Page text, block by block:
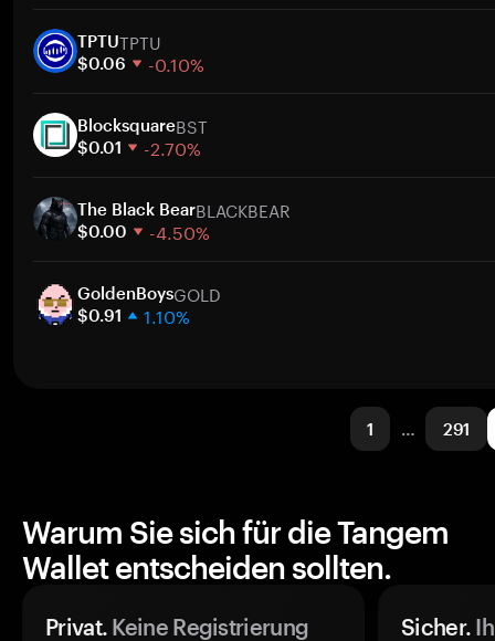
30 Tage
Marktkapitalisierung
TPTUTPTU
$0.06 -0.10%
30 Tage
Marktkapitalisierung
BlocksquareBST
$0.01 -2.70%
30 Tage
Marktkapitalisierung
The Black BearBLACKBEAR
$0.00 -4.50%
30 Tage
Marktkapitalisierung
GoldenBoysGOLD
$0.91 1.10%
1 … 291
Warum Sie sich für die Tangem
Wallet entscheiden sollten.
Privat. Keine Registrierung
Sicher.